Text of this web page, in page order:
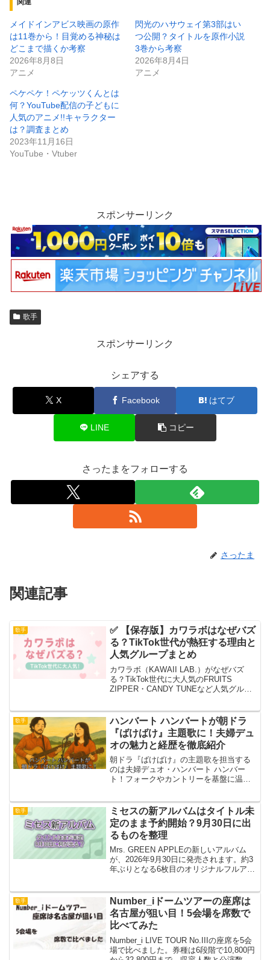
関連
メイドインアビス映画の原作
は11巻から！目覚める神秘は
どこまで描くか考察
2026年8月8日
アニメ
閃光のハサウェイ第3部はい
つ公開？タイトルを原作小説
3巻から考察
2026年8月4日
アニメ
ペケペケ！ペケッツくんとは
何？YouTube配信の子どもに
人気のアニメ!!キャラクター
は？調査まとめ
2023年11月16日
YouTube・Vtuber
スポンサーリンク
歌手
スポンサーリンク
シェアする
X Facebook はてブ
LINE コピー
さったまをフォローする
さったま
関連記事
歌手
✅ 【保存版】カワラボはなぜバズ
る？TikTok世代が熱狂する理由と
人気グループまとめ
カワラボ（KAWAII LAB.）がなぜバズ
る？TikTok世代に大人気のFRUITS
ZIPPER・CANDY TUNEなど人気グルー
歌手
ハンバート ハンバートが朝ドラ
『ばけばけ』主題歌に！夫婦デュ
オの魅力と経歴を徹底紹介
朝ドラ『ばけばけ』の主題歌を担当する
のは夫婦デュオ・ハンバート ハンバー
ト！フォークやカントリーを基盤に温か
富。二人の経歴と音楽スタイル、朝ドラ
主題歌への期待を詳しく解説します。
歌手
ミセスの新アルバムはタイトル未
定のまま予約開始？9月30日に出
るものを整理
Mrs. GREEN APPLEの新しいアルバム
が、2026年9月30日に発売されます。約3
年ぶりとなる6枚目のオリジナルフルアル
ルバムのタイトルがまだ発表されて...
歌手
Number_iドームツアーの座席は
名古屋が狙い目！5会場を席数で
比べてみた
Number_i LIVE TOUR No.IIIの座席を5会
場で比べました。券種は6段階で10,800円